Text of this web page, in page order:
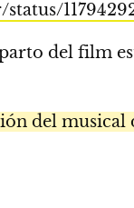
del film
del musical